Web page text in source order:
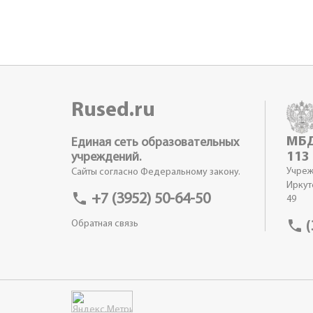
Rused.ru
Единая сеть образовательных
учреждений.
Сайты согласно Федеральному закону.
phone +7 (3952) 50-64-50
Обратная связь
113
49
phone